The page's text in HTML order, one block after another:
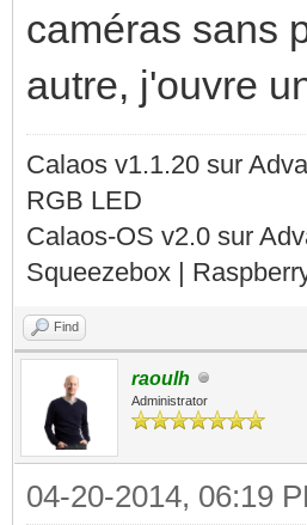
caméras sans
autre, j'ouvre
Calaos v1.1.20 sur
RGB LED
Calaos-OS v2.0 sur
Squeezebox |
Find
raoulh
Administrator
04-20-2014, 06:19